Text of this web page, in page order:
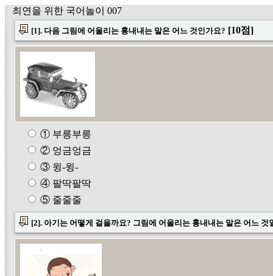
최연을 위한 국어놀이 007
[1]. 다음 그림에 어울리는 흉내내는 말은 어느 것인가요? [10점]
① 부릉부릉
② 엉금엉금
③ 윙-윙-
④ 팔딱팔딱
⑤ 줄줄줄
[2]. 아기는 어떻게 걸을까요? 그림에 어울리는 흉내내는 말은 어느 것